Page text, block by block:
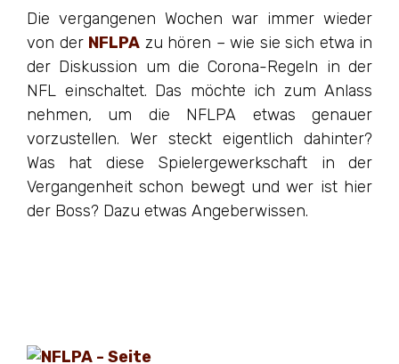
Die vergangenen Wochen war immer wieder
von der NFLPA zu hören – wie sie sich etwa in
der Diskussion um die Corona-Regeln in der
NFL einschaltet. Das möchte ich zum Anlass
nehmen, um die NFLPA etwas genauer
vorzustellen. Wer steckt eigentlich dahinter?
Was hat diese Spielergewerkschaft in der
Vergangenheit schon bewegt und wer ist hier
der Boss? Dazu etwas Angeberwissen.